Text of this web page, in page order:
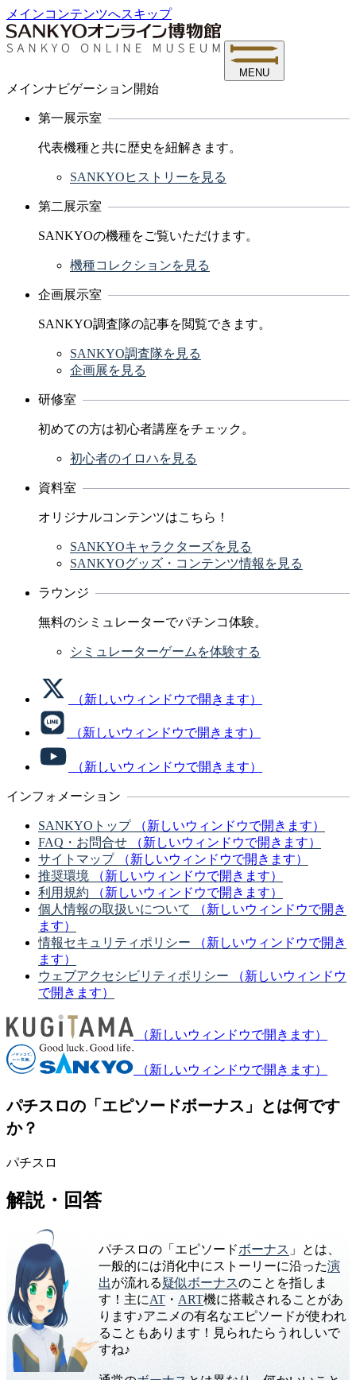
メインコンテンツへスキップ
MENU
メインナビゲーション開始
第一展示室
代表機種と共に歴史を紐解きます。
SANKYOヒストリーを見る
第二展示室
SANKYOの機種をご覧いただけます。
機種コレクションを見る
企画展示室
SANKYO調査隊の記事を閲覧できます。
SANKYO調査隊を見る
企画展を見る
研修室
初めての方は初心者講座をチェック。
初心者のイロハを見る
資料室
オリジナルコンテンツはこちら！
SANKYOキャラクターズを見る
SANKYOグッズ・コンテンツ情報を見る
ラウンジ
無料のシミュレーターでパチンコ体験。
シミュレーターゲームを体験する
（新しいウィンドウで開きます）
（新しいウィンドウで開きます）
（新しいウィンドウで開きます）
インフォメーション
SANKYOトップ
（新しいウィンドウで開きます）
FAQ・お問合せ
（新しいウィンドウで開きます）
サイトマップ
（新しいウィンドウで開きます）
推奨環境
（新しいウィンドウで開きます）
利用規約
（新しいウィンドウで開きます）
個人情報の取扱いについて
（新しいウィンドウで開き
ます）
情報セキュリティポリシー
（新しいウィンドウで開き
ます）
ウェブアクセシビリティポリシー
（新しいウィンドウ
で開きます）
（新しいウィンドウで開きます）
（新しいウィンドウで開きます）
パチスロの「エピソードボーナス」とは何です
か？
パチスロ
解説・回答
パチスロの「エピソードボーナス 」とは、
一般的には消化中にストーリーに沿った演
出が流れる疑似ボーナスのことを指しま
す！主にAT ・ ART機に搭載されることがあ
ります♪アニメの有名なエピソードが使われ
ることもあります！見られたらうれしいで
すね♪